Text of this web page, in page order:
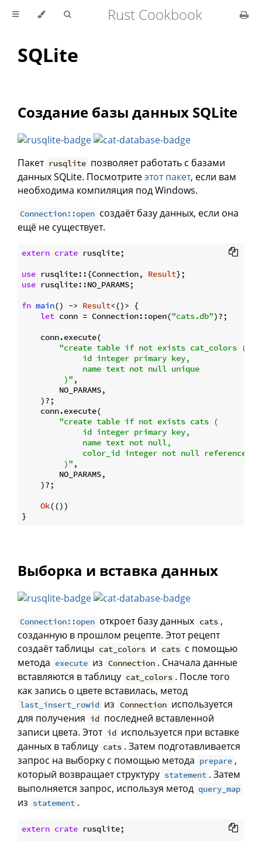
Rust Cookbook
SQLite
Создание базы данных SQLite
Пакет rusqlite позволяет работать с базами
данных SQLite. Посмотритеэтот пакет, если вам
необходима компиляция под Windows.
Connection::open создаёт базу данных, если она
ещё не существует.
extern crate rusqlite;
use rusqlite::{Connection, Result
use rusqlite::NO_PARAMS;
fn main() -> Result<()> {
let conn = Connection::open("cats.db")?;
    conn.execute(
"create table if not exists cat_colors (
             id integer primary key,
             name text not null unique
         )"
,
        NO_PARAMS,
    )?;
    conn.execute(
"create table if not exists cats (
             id integer primary key,
             name text not null,
color_id integer not null references
         )"
,
        NO_PARAMS,
    )?;
Ok(())
Выборка и вставка данных
Connection::open откроет базу данных cats ,
созданную в прошлом рецепте. Этот рецепт
создаёт таблицы cat_colors и cats с помощью
метода execute из Connection . Сначала данные
вставляются в таблицу cat_colors . После того
как запись о цвете вставилась, метод
last_insert_rowid из Connection используется
для получения id последней вставленной
записи цвета. Этот id используется при вставке
данных в таблицу cats . Затем подготавливается
запрос на выборку с помощью метода prepare ,
который возвращает структуру statement . Затем
выполняется запрос, используя метод query_map
из statement .
extern crate rusqlite;